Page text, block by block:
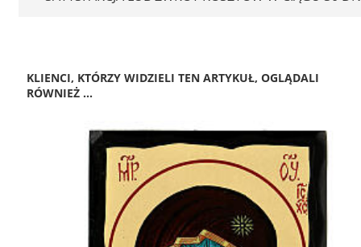
KLIENCI, KTÓRZY WIDZIELI TEN ARTYKUŁ, OGLĄDALI
RÓWNIEŻ ...